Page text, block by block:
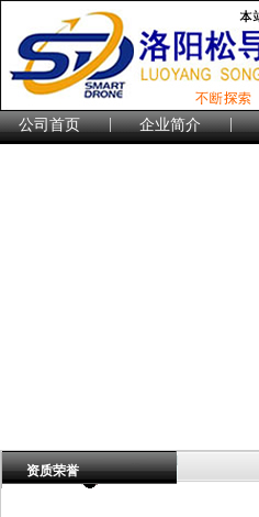
公司首页 | 企业简介 |
资质荣誉